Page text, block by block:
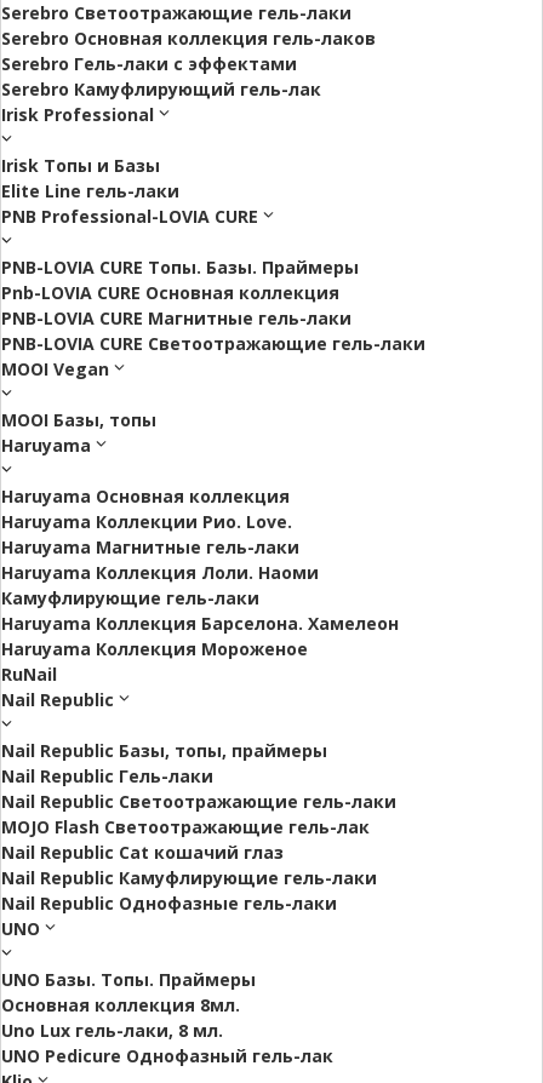
Serebro Светоотражающие гель-лаки
Serebro Основная коллекция гель-лаков
Serebro Гель-лаки с эффектами
Serebro Камуфлирующий гель-лак
Irisk Professional
Irisk Топы и Базы
Elite Line гель-лаки
PNB Professional-LOVIA CURE
PNB-LOVIA CURE Топы. Базы. Праймеры
Pnb-LOVIA CURE Основная коллекция
PNB-LOVIA CURE Магнитные гель-лаки
PNB-LOVIA CURE Cветоотражающие гель-лаки
MOOI Vegan
MOOI Базы, топы
Haruyama
Haruyama Основная коллекция
Haruyama Коллекции Рио. Love.
Haruyama Магнитные гель-лаки
Haruyama Коллекция Лоли. Наоми
Камуфлирующие гель-лаки
Haruyama Коллекция Барселона. Хамелеон
Haruyama Коллекция Мороженое
RuNail
Nail Republic
Nail Republic Базы, топы, праймеры
Nail Republic Гель-лаки
Nail Republic Светоотражающие гель-лаки
MOJO Flash Светоотражающие гель-лак
Nail Republic Cat кошачий глаз
Nail Republic Камуфлирующие гель-лаки
Nail Republic Однофазные гель-лаки
UNO
UNO Базы. Топы. Праймеры
Основная коллекция 8мл.
Uno Lux гель-лаки, 8 мл.
UNO Pedicure Однофазный гель-лак